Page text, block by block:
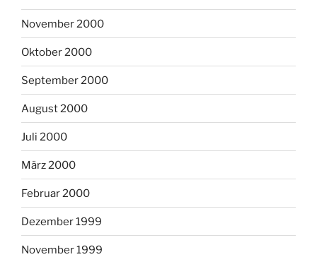
November 2000
Oktober 2000
September 2000
August 2000
Juli 2000
März 2000
Februar 2000
Dezember 1999
November 1999